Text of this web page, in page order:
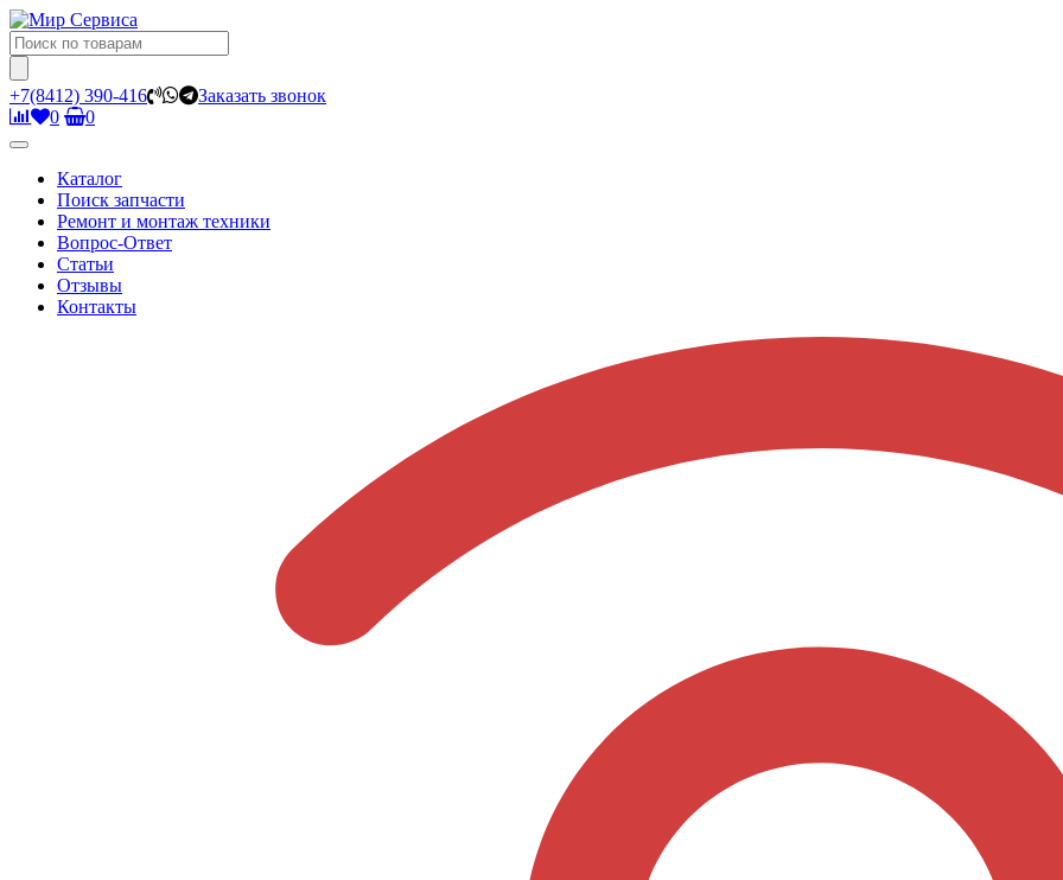
+7(8412) 390-416
Заказать звонок
0
0
Каталог
Поиск запчасти
Ремонт и монтаж техники
Вопрос-Ответ
Статьи
Отзывы
Контакты